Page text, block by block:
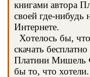
книгами автора
своей где-нибудь
Интернете.
Хотелось бы,
скачать
Платини Мишель
бы то, что хотели.